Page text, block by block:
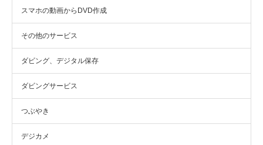
スマホの動画からDVD作成
その他のサービス
ダビング、デジタル保存
ダビングサービス
つぶやき
デジカメ